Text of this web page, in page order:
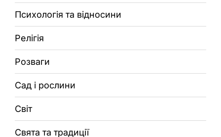
Психологія та відносини
Релігія
Розваги
Сад і рослини
Світ
Свята та традиції